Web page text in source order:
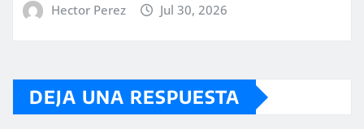
Hector Perez Jul 30, 2026
DEJA UNA RESPUESTA